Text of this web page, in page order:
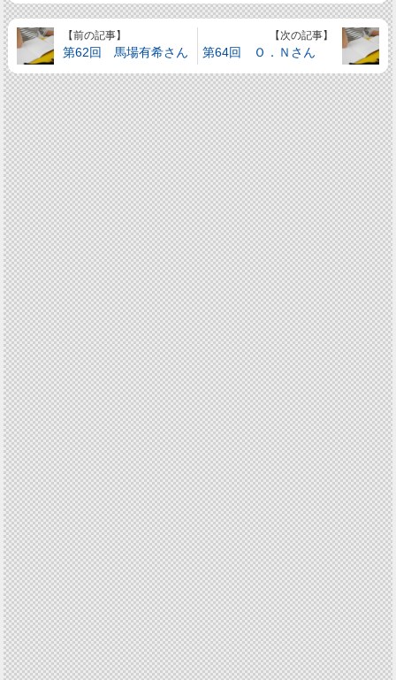
【前の記事】
第62回 馬場有希さん
【次の記事】
第64回 Ｏ．Ｎさん